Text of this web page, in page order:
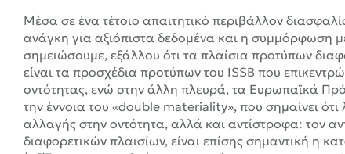
Μέσα σε ένα τέτοιο απαιτητικό περιβάλλον
ανάγκη για αξιόπιστα δεδομένα και η συμμόρφωση
σημειώσουμε, εξάλλου ότι τα πλαίσια προτύπων
είναι τα προσχέδια προτύπων του ISSB που
οντότητας, ενώ στην άλλη πλευρά, τα Ευρωπαϊκά
την έννοια του «double materiality», που σημαίνει ότι
αλλαγής στην οντότητα, αλλά και αντίστροφα: τον
διαφορετικών πλαισίων, είναι επίσης σημαντική η